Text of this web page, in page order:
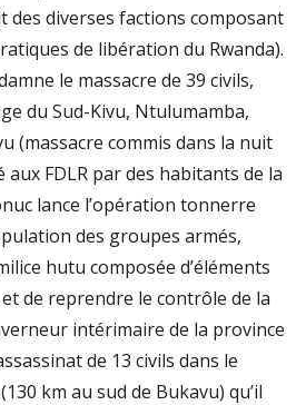
des diverses factions composant
de libération du Rwanda).
le massacre de 39 civils,
du Sud-Kivu, Ntulumamba,
(massacre commis dans la nuit
FDLR par des habitants de la
lance l’opération tonnerre
des groupes armés,
hutu composée d’éléments
de reprendre le contrôle de la
intérimaire de la province
de 13 civils dans le
km au sud de Bukavu) qu’il